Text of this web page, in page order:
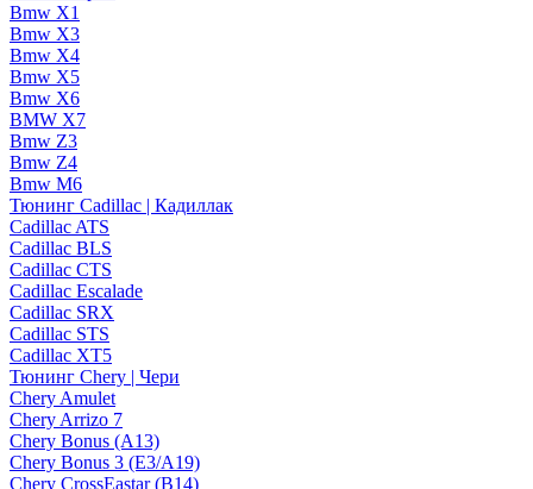
Bmw X1
Bmw X3
Bmw X4
Bmw X5
Bmw X6
BMW X7
Bmw Z3
Bmw Z4
Bmw М6
Тюнинг Cadillac | Кадиллак
Cadillac ATS
Cadillac BLS
Cadillac CTS
Cadillac Escalade
Cadillac SRX
Cadillac STS
Cadillac XT5
Тюнинг Chery | Чери
Chery Amulet
Chery Arrizo 7
Chery Bonus (A13)
Chery Bonus 3 (E3/A19)
Chery CrossEastar (B14)